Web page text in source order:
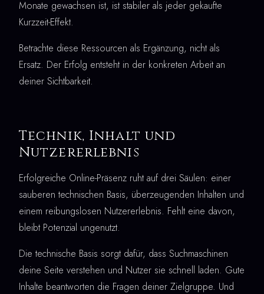
Monate gewachsen ist, ist stabiler als jeder gekaufte
Kurzzeit-Effekt.
Betrachte diese Ressourcen als Ergänzung, nicht als
Ersatz. Der Erfolg entsteht in der konkreten Arbeit an
deiner Sichtbarkeit.
Technik, Inhalt und
Nutzererlebnis
Erfolgreiche Online-Präsenz ruht auf drei Säulen: einer
sauberen technischen Basis, überzeugenden Inhalten und
einem reibungslosen Nutzererlebnis. Fehlt eine davon,
bleibt Potenzial ungenutzt.
Die technische Basis sorgt dafür, dass Suchmaschinen
deine Seite verstehen und Nutzer sie schnell laden. Gute
Inhalte beantworten die Fragen deiner Zielgruppe. Und